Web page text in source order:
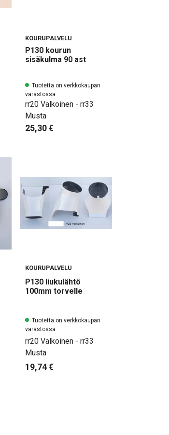
KOURUPALVELU
P130 kourun
sisäkulma 90 ast
Tuotetta on verkkokaupan
varastossa
rr20 Valkoinen - rr33
Musta
25,30 €
KOURUPALVELU
P130 liukulähtö
100mm torvelle
Tuotetta on verkkokaupan
varastossa
rr20 Valkoinen - rr33
Musta
19,74 €